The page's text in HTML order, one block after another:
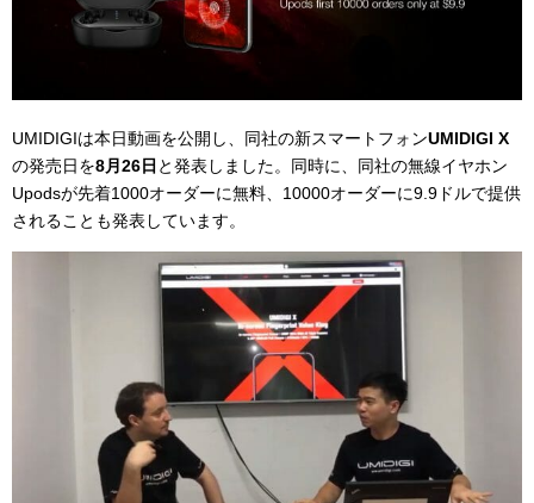
UMIDIGIは本日動画を公開し、同社の新スマートフォンUMIDIGI X
の発売日を8月26日 と発表しました。同時に、同社の無線イヤホン
Upodsが先着1000オーダーに無料、10000オーダーに9.9ドルで提供
されることも発表しています。